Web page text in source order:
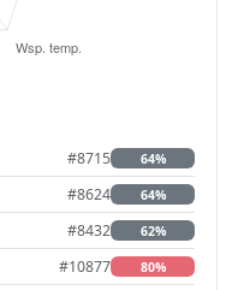
#8715 64%
#8624 64%
#8432 62%
#10877 80%